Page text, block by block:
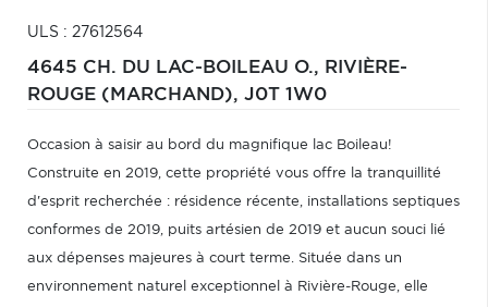
ULS : 27612564
4645 CH. DU LAC-BOILEAU O., RIVIÈRE-
ROUGE (MARCHAND), J0T 1W0
Occasion à saisir au bord du magnifique lac Boileau!
Construite en 2019, cette propriété vous offre la tranquillité
d'esprit recherchée : résidence récente, installations septiques
conformes de 2019, puits artésien de 2019 et aucun souci lié
aux dépenses majeures à court terme. Située dans un
environnement naturel exceptionnel à Rivière-Rouge, elle